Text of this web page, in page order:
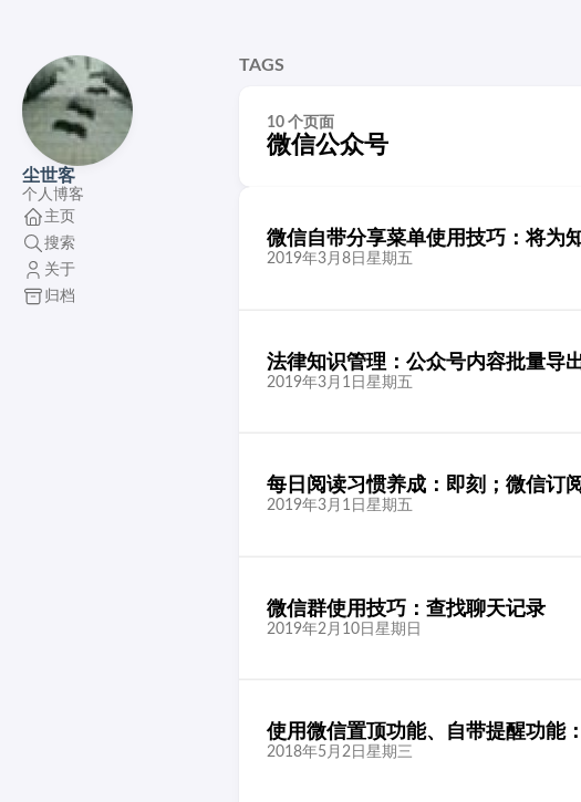
尘世客
个人博客
主页
搜索
关于
归档
TAGS
10 个页面
微信公众号
微信自带分享菜单使用技巧：将为
2019年3月8日星期五
法律知识管理：公众号内容批量导
2019年3月1日星期五
每日阅读习惯养成：即刻；微信订
2019年3月1日星期五
微信群使用技巧：查找聊天记录
2019年2月10日星期日
使用微信置顶功能、自带提醒功能
2018年5月2日星期三